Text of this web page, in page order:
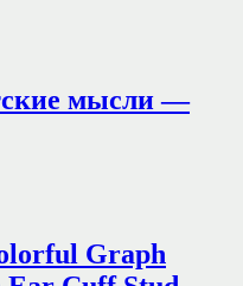
мысли —
Graph